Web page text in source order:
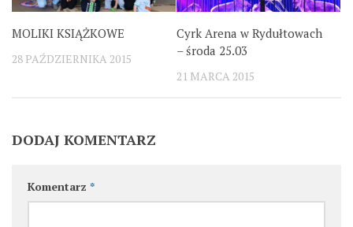
MOLIKI KSIĄŻKOWE
28 PAŹDZIERNIKA 2015
Cyrk Arena w Rydułtowach
– środa 25.03
21 MARCA 2015
DODAJ KOMENTARZ
Komentarz *